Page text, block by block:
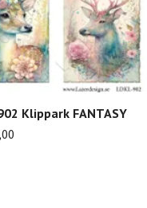
Klippark FANTASY